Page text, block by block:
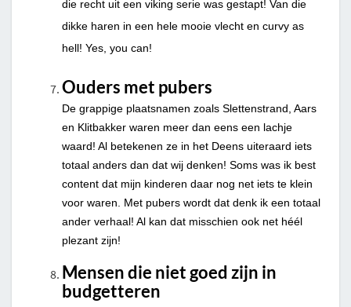
die recht uit een viking serie was gestapt! Van die
dikke haren in een hele mooie vlecht en curvy as
hell! Yes, you can!
Ouders met pubers
De grappige plaatsnamen zoals Slettenstrand, Aars
en Klitbakker waren meer dan eens een lachje
waard! Al betekenen ze in het Deens uiteraard iets
totaal anders dan dat wij denken! Soms was ik best
content dat mijn kinderen daar nog net iets te klein
voor waren. Met pubers wordt dat denk ik een totaal
ander verhaal! Al kan dat misschien ook net héél
plezant zijn!
Mensen die niet goed zijn in
budgetteren